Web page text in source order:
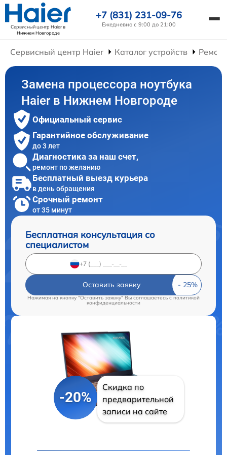
Сервисный центр Haierв
Нижнем Новгороде
+7 (831) 231-09-76
Ежедневно с 9:00 до 21:00
Сервисный центр Haier Каталог устройств
Замена процессора ноутбука
Haier в Нижнем Новгороде
Официальный сервис
Гарантийное обслуживание
до 3 лет
Диагностика за наш счет,
ремонт по желанию
Бесплатный выезд курьера
в день обращения
Срочный ремонт
от 35 минут
Бесплатная консультация со
специалистом
Оставить заявку
Нажимая на кнопку "Оставить заявку" Вы соглашаетесь cполитикой
конфиденциальности
-20%
Скидка по
предварительной
записи на сайте